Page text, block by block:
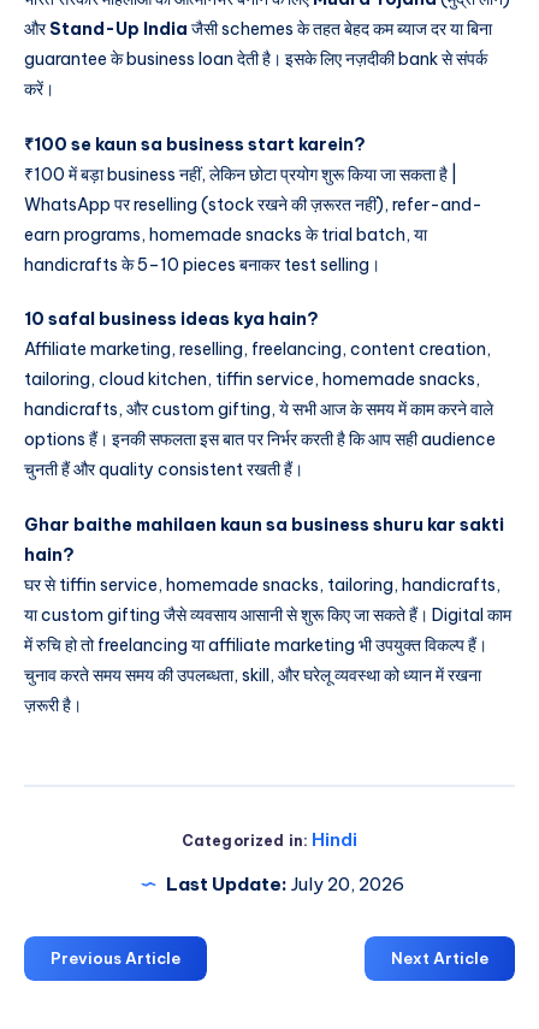
औरStand-Up India जैसी schemes के तहत बेहद कम ब्याज दर या बिना
guarantee के business loan देती है। इसके लिए नज़दीकी bank से संपर्क
करें।
₹100 se kaun sa business start karein?
₹100 में बड़ा business नहीं, लेकिन छोटा प्रयोग शुरू किया जा सकता है |
WhatsApp पर reselling (stock रखने की ज़रूरत नहीं), refer-and-
earn programs, homemade snacks के trial batch, या
handicrafts के 5–10 pieces बनाकर test selling।
10 safal business ideas kya hain?
Affiliate marketing, reselling, freelancing, content creation,
tailoring, cloud kitchen, tiffin service, homemade snacks,
handicrafts, और custom gifting, ये सभी आज के समय में काम करने वाले
options हैं। इनकी सफलता इस बात पर निर्भर करती है कि आप सही audience
चुनती हैं और quality consistent रखती हैं।
Ghar baithe mahilaen kaun sa business shuru kar sakti
hain?
घर से tiffin service, homemade snacks, tailoring, handicrafts,
या custom gifting जैसे व्यवसाय आसानी से शुरू किए जा सकते हैं। Digital काम
में रुचि हो तो freelancing या affiliate marketing भी उपयुक्त विकल्प हैं।
चुनाव करते समय समय की उपलब्धता, skill, और घरेलू व्यवस्था को ध्यान में रखना
ज़रूरी है।
Categorized in: Hindi
Last Update: July 20, 2026
Previous Article Next Article